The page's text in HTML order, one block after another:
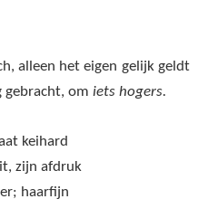
alleen het eigen gelijk geldt
gebracht, om iets hogers.
keihard
zijn afdruk
haarfijn